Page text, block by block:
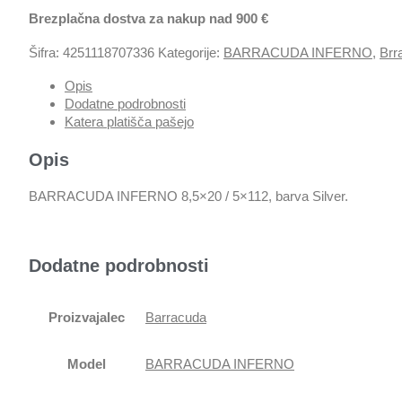
Brezplačna dostva za nakup nad 900 €
Šifra: 4251118707336 Kategorije: BARRACUDA INFERNO,
Opis
Dodatne podrobnosti
Katera platišča pašejo
Opis
BARRACUDA INFERNO 8,5×20 / 5×112, barva Silver.
Dodatne podrobnosti
Proizvajalec Barracuda
Model BARRACUDA INFERNO